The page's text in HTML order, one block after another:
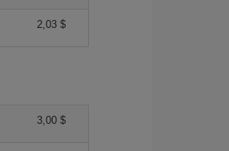
2,03 $
3,00 $